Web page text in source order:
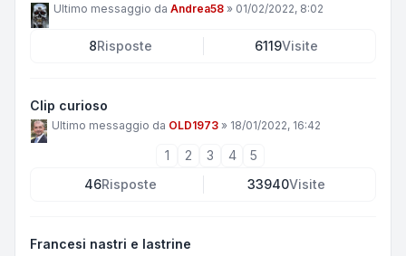
Ultimo messaggio da Andrea58 » 01/02/2022, 8:02
8Risposte 6119Visite
Clip curioso
Ultimo messaggio da OLD1973 » 18/01/2022, 16:42
1 2 3 4
5
46Risposte 33940Visite
Francesi nastri e lastrine